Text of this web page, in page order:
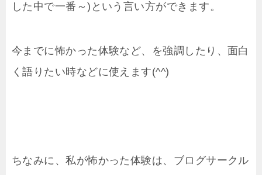
した中で一番～)という言い方ができます。
今までに怖かった体験など、を強調したり、面白
く語りたい時などに使えます(^^)
ちなみに、私が怖かった体験は、ブログサークル